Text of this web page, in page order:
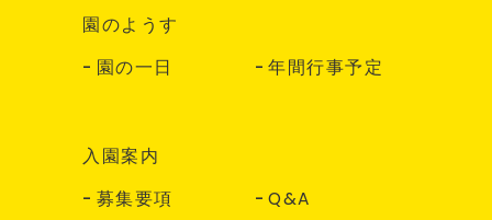
園のようす
園の一日
年間行事予定
入園案内
募集要項
Q&A